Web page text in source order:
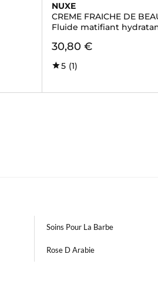
NUXE
CREME FRAICHE DE
Fluide matifiant
30,80 €
5 (1)
Soins Pour La Barbe
Rose D Arabie